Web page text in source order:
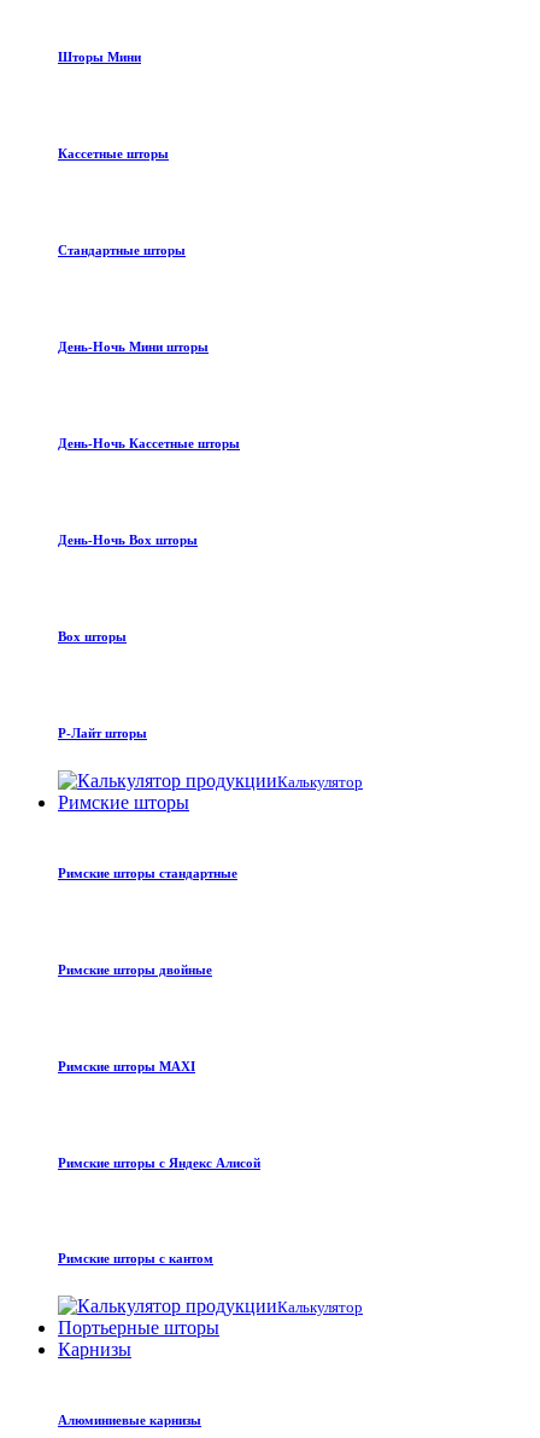
Шторы Мини
Кассетные шторы
Стандартные шторы
День-Ночь Мини шторы
День-Ночь Кассетные шторы
День-Ночь Box шторы
Box шторы
Р-Лайт шторы
Калькулятор
Римские шторы
Римские шторы стандартные
Римские шторы двойные
Римские шторы MAXI
Римские шторы с Яндекс Алисой
Римские шторы с кантом
Калькулятор
Портьерные шторы
Карнизы
Алюминиевые карнизы